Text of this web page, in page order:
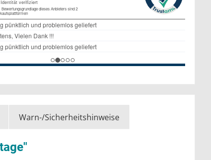
Warn-/Sicherheitshinweise